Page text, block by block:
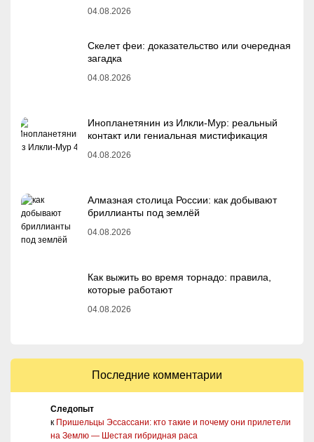
04.08.2026
Скелет феи: доказательство или очередная
загадка
04.08.2026
Инопланетянин из Илкли-Мур: реальный
контакт или гениальная мистификация
04.08.2026
Алмазная столица России: как добывают
бриллианты под землёй
04.08.2026
Как выжить во время торнадо: правила,
которые работают
04.08.2026
Последние комментарии
Следопыт
к Пришельцы Эссассани: кто такие и почему они прилетели
на Землю — Шестая гибридная раса